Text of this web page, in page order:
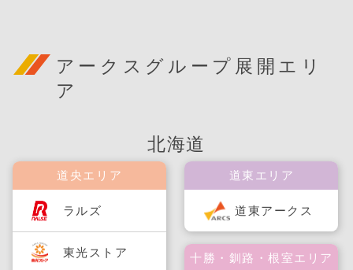
アークスグループ展開エリ
ア
北海道
道央エリア
ラルズ
東光ストア
道東エリア
道東アークス
十勝・釧路・根室エリア